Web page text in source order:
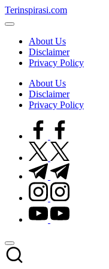
Skip
to
Terinspirasi.com
Inspirasi
TerkiniAbout Us
Disclaimer
Privacy Policy
About Us
Disclaimer
Privacy Policy
facebook.com
twitter.com
t.me
instagram.com
youtube.com